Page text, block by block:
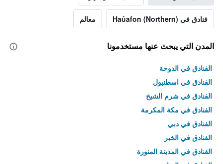
فنادق في Haûafon (Northern) معالم
المدن التي يبحث عنها مستخدمونا
الفنادق في الدوحة
الفنادق في اسطنبول
الفنادق في شرم الشيخ
الفنادق في مكة المكرمة
الفنادق في دبي
الفنادق في الخبر
الفنادق في المدينة المنورة